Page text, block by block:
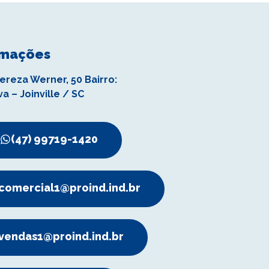
Werner, 50 Bairro:
– Joinville / SC
(47) 99719-1420